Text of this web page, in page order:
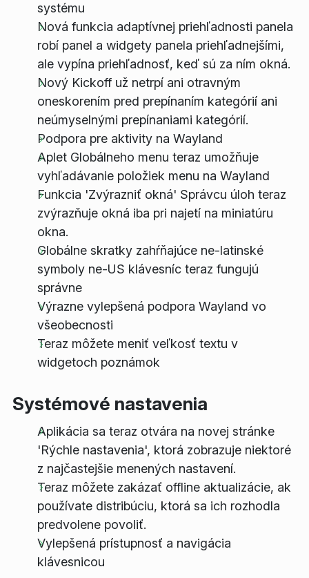
systému
Nová funkcia adaptívnej priehľadnosti panela
robí panel a widgety panela priehľadnejšími,
ale vypína priehľadnosť, keď sú za ním okná.
Nový Kickoff už netrpí ani otravným
oneskorením pred prepínaním kategórií ani
neúmyselnými prepínaniami kategórií.
Podpora pre aktivity na Wayland
Aplet Globálneho menu teraz umožňuje
vyhľadávanie položiek menu na Wayland
Funkcia 'Zvýrazniť okná' Správcu úloh teraz
zvýrazňuje okná iba pri najetí na miniatúru
okna.
Globálne skratky zahŕňajúce ne-latinské
symboly ne-US klávesníc teraz fungujú
správne
Výrazne vylepšená podpora Wayland vo
všeobecnosti
Teraz môžete meniť veľkosť textu v
widgetoch poznámok
Systémové nastavenia
Aplikácia sa teraz otvára na novej stránke
'Rýchle nastavenia', ktorá zobrazuje niektoré
z najčastejšie menených nastavení.
Teraz môžete zakázať offline aktualizácie, ak
používate distribúciu, ktorá sa ich rozhodla
predvolene povoliť.
Vylepšená prístupnosť a navigácia
klávesnicou